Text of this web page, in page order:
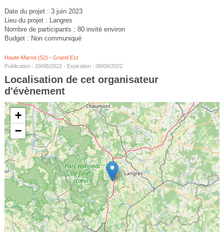
Date du projet : 3 juin 2023
Lieu du projet : Langres
Nombre de participants : 80 invité environ
Budget : Non communiqué
Haute-Marne (52) - Grand Est
Publication : 29/08/2022 - Expiration : 08/09/2022
Localisation de cet organisateur
d'évènement
+
−